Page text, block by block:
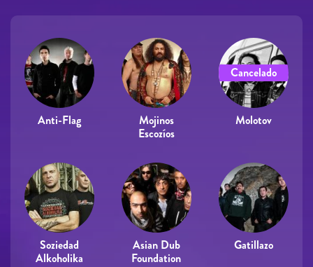
Anti-Flag
Mojinos
Escozíos
Cancelado
Molotov
Soziedad
Alkoholika
Asian Dub
Foundation
Gatillazo